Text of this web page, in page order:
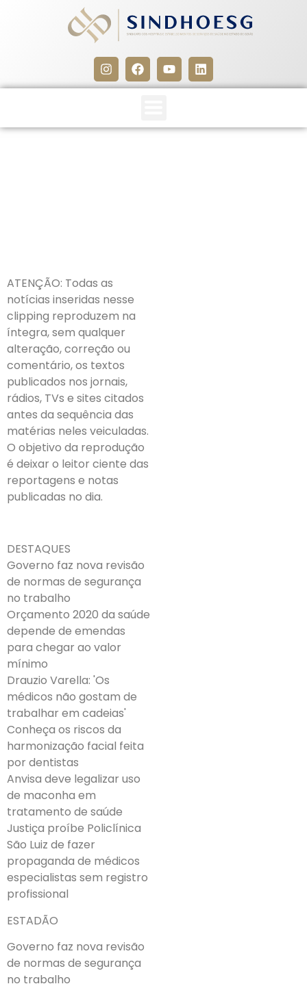
ATENÇÃO: Todas as
notícias inseridas nesse
clipping reproduzem na
íntegra, sem qualquer
alteração, correção ou
comentário, os textos
publicados nos jornais,
rádios, TVs e sites citados
antes da sequência das
matérias neles veiculadas.
O objetivo da reprodução
é deixar o leitor ciente das
reportagens e notas
publicadas no dia.
DESTAQUES
Governo faz nova revisão
de normas de segurança
no trabalho
Orçamento 2020 da saúde
depende de emendas
para chegar ao valor
mínimo
Drauzio Varella: 'Os
médicos não gostam de
trabalhar em cadeias'
Conheça os riscos da
harmonização facial feita
por dentistas
Anvisa deve legalizar uso
de maconha em
tratamento de saúde
Justiça proíbe Policlínica
São Luiz de fazer
propaganda de médicos
especialistas sem registro
profissional
ESTADÃO
Governo faz nova revisão
de normas de segurança
no trabalho